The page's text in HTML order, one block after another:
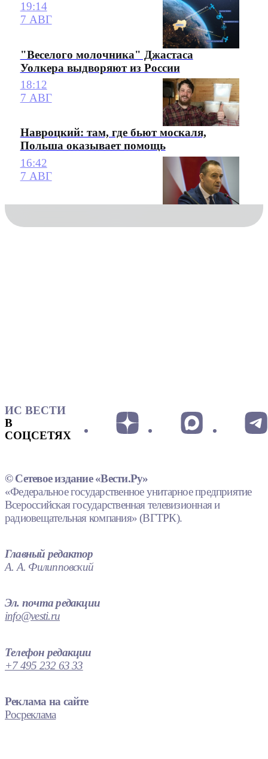
19:14
7 АВГ
"Веселого молочника" Джастаса
Уолкера выдворяют из России
18:12
7 АВГ
Навроцкий: там, где бьют москаля,
Польша оказывает помощь
16:42
7 АВГ
ИС ВЕСТИ
В
СОЦСЕТЯХ
© Сетевое издание «Вести.Ру»
«Федеральное государственное унитарное предприятие
Всероссийская государственная телевизионная и
радиовещательная компания» (ВГТРК).
Главный редактор
А. А. Филипповский
Эл. почта редакции
info@vesti.ru
Телефон редакции
+7 495 232 63 33
Реклама на сайте
Росреклама